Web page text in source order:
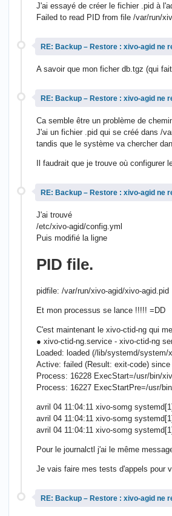
J'ai essayé de créer le fichier .pid à
Failed to read PID from file /var/run/
RE: Backup – Restore : xivo-agid ne
A savoir que mon ficher db.tgz (qui
RE: Backup – Restore : xivo-agid ne
Ca semble être un problème de
J'ai un fichier .pid qui se créé dans /
tandis que le système va chercher
Il faudrait que je trouve où configurer
RE: Backup – Restore : xivo-agid ne
J'ai trouvé
/etc/xivo-agid/config.yml
Puis modifié la ligne
PID file.
pidfile: /var/run/xivo-agid/xivo-agid.pid
Et mon processus se lance !!!!! =DD
C'est maintenant le xivo-ctid-ng qui
● xivo-ctid-ng.service - xivo-ctid-ng
Loaded: loaded (/lib/systemd/system/
Active: failed (Result: exit-code)
Process: 16228 ExecStart=/usr/bin/
Process: 16227 ExecStartPre=/usr/
avril 04 11:04:11 xivo-somg
avril 04 11:04:11 xivo-somg
avril 04 11:04:11 xivo-somg
Pour le journalctl j'ai le même
Je vais faire mes tests d'appels pour
RE: Backup – Restore : xivo-agid ne